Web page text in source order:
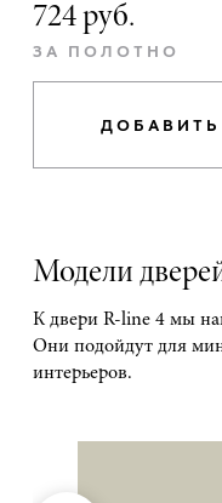
724 руб.
ЗА ПОЛОТНО
ДОБАВИТЬ
Модели
К двери R-line 4 мы
Они подойдут для
интерьеров.